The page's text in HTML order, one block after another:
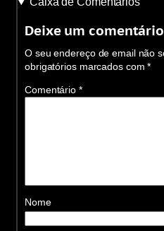
Deixe um comentário
O seu endereço de email não
obrigatórios marcados com*
Comentário *
Nome